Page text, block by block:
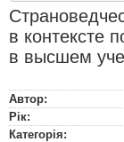
в контексте
в высшем
Автор:
Рік:
Категорія: